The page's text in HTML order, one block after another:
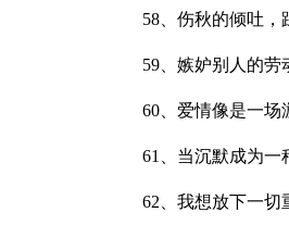
58、伤秋的倾吐
59、嫉妒别人的劳
60、爱情像是一场
61、当沉默成为一
62、我想放下一切